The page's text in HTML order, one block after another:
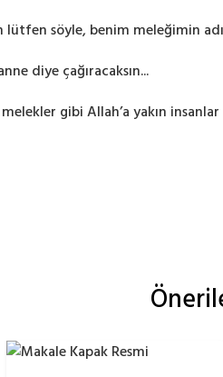
söyle, benim meleğimin
diye çağıracaksın...
gibi Allah’a yakın insanlar